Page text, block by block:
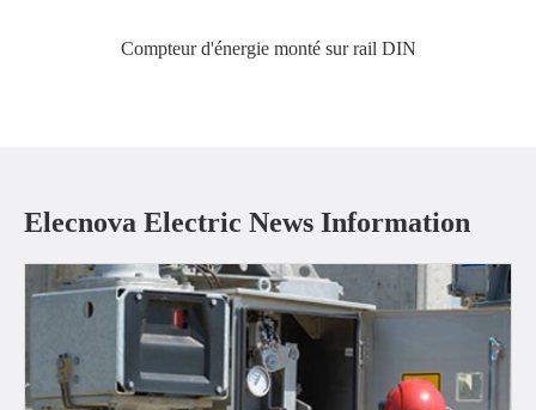
Compteur d'énergie monté sur rail DIN
Elecnova Electric News Information